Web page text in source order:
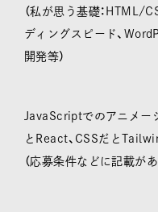
（私が思う基礎：HTML/
ディングスピード、
開発等）
JavaScriptでのアニメー
とReact、CSSだと
（応募条件などに記載が